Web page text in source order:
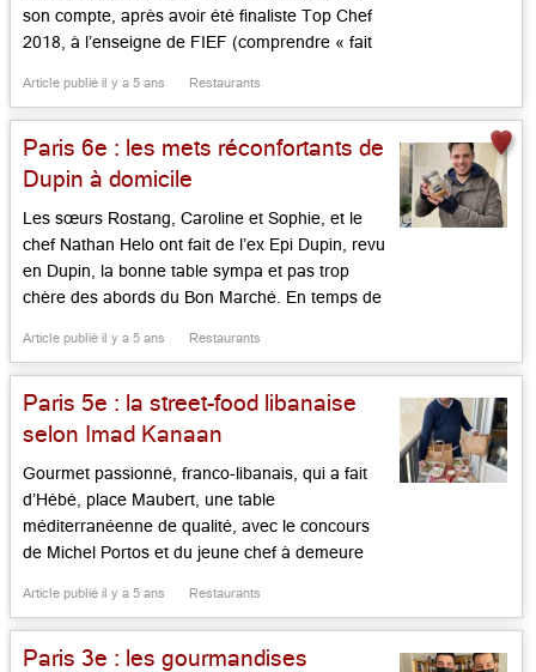
son compte, après avoir été finaliste Top Chef
2018, à l’enseigne de FIEF (comprendre « fait
période de semi-confinement avec des mets
locavores, des produits fort joliment sourcés,
des […]...
Article publié il y a 5 ans Restaurants
Paris 6e : les mets réconfortants de
Dupin à domicile
Les sœurs Rostang, Caroline et Sophie, et le
chef Nathan Helo ont fait de l’ex Epi Dupin, revu
en Dupin, la bonne table sympa et pas trop
chère des abords du Bon Marché. En temps de
ferveur une « streefood » de coeur et de saison,
avec des « dwich » (raccourci mode […]...
Article publié il y a 5 ans Restaurants
Paris 5e : la street-food libanaise
selon Imad Kanaan
Gourmet passionné, franco-libanais, qui a fait
d’Hébé, place Maubert, une table
méditerranéenne de qualité, avec le concours
de Michel Portos et du jeune chef à demeure
entrepreneur battant à l’enthousiasme
communicatif. Son dernier défi ? Faire connaître
la cuisine de ses origines, en reprenant le b.a.
Article publié il y a 5 ans Restaurants
Paris 3e : les gourmandises